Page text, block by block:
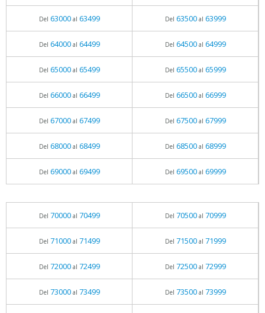
Del 63000al 63499 Del 63500al 63999
Del 64000al 64499 Del 64500al 64999
Del 65000al 65499 Del 65500al 65999
Del 66000al 66499 Del 66500al 66999
Del 67000al 67499 Del 67500al 67999
Del 68000al 68499 Del 68500al 68999
Del 69000al 69499 Del 69500al 69999
Del 70000al 70499 Del 70500al 70999
Del 71000al 71499 Del 71500al 71999
Del 72000al 72499 Del 72500al 72999
Del 73000al 73499 Del 73500al 73999